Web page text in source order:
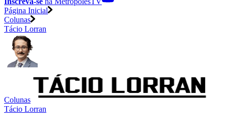
Página Inicial
Colunas
Tácio Lorran
Colunas
Tácio Lorran